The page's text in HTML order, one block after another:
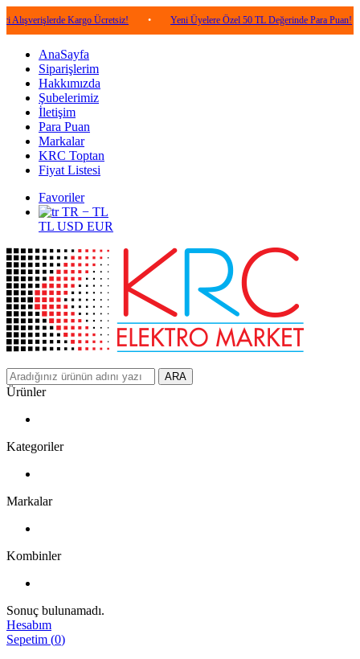
Kargo Ücretsiz! • Yeni Üyelere Özel 50 TL Değerinde Para Puan! •
AnaSayfa
Siparişlerim
Hakkımızda
Şubelerimiz
İletişim
Para Puan
Markalar
KRC Toptan
Fiyat Listesi
Favoriler
TR − TL
TL USD EUR
ARA
Ürünler
Kategoriler
Markalar
Kombinler
Sonuç bulunamadı.
Hesabım
Sepetim (0)